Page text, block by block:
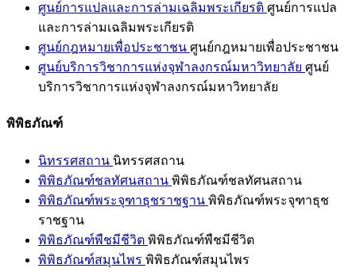
ศูนย์การแปลและการล่ามเฉลิมพระเกียรติ ศูนย์การแปล
และการล่ามเฉลิมพระเกียรติ
ศูนย์กฎหมายเพื่อประชาชน ศูนย์กฎหมายเพื่อประชาชน
ศูนย์บริการวิชาการแห่งจุฬาลงกรณ์มหาวิทยาลัย ศูนย์
บริการวิชาการแห่งจุฬาลงกรณ์มหาวิทยาลัย
พิพิธภัณฑ์
นิทรรศสถาน นิทรรศสถาน
พิพิธภัณฑ์ชลทัศนสถาน พิพิธภัณฑ์ชลทัศนสถาน
พิพิธภัณฑ์พระจุฑาธุชราชฐาน พิพิธภัณฑ์พระจุฑาธุช
ราชฐาน
พิพิธภัณฑ์พืชมีชีวิต พิพิธภัณฑ์พืชมีชีวิต
พิพิธภัณฑ์สมุนไพร พิพิธภัณฑ์สมุนไพร